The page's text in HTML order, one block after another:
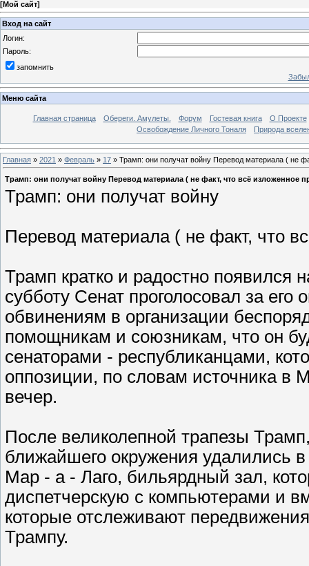
[Мой сайт]
Вход на сайт
Логин:
Пароль:
запомнить
Меню сайта
Главная страница Обереги. Амулеты. Форум Гостевая книга
О Проекте
Освобождение Личного Тоналя
Природа
Главная » 2021 » Февраль » 17 » Трамп: они получат войну Перевод материала ( не
Трамп: они получат войну Перевод материала ( не факт, что всё изложенное
Трамп: они получат войну
Перевод материала ( не факт, что
Трамп кратко и радостно появился
субботу Сенат проголосовал за
обвинениям в организации
помощникам и союзникам, что он
сенаторами - республиканцами,
оппозиции, по словам источника в
вечер.
После великолепной трапезы
ближайшего окружения удалились
Мар - а - Лаго, бильярдный зал,
диспетчерскую с компьютерами и
которые отслеживают
Трампу.